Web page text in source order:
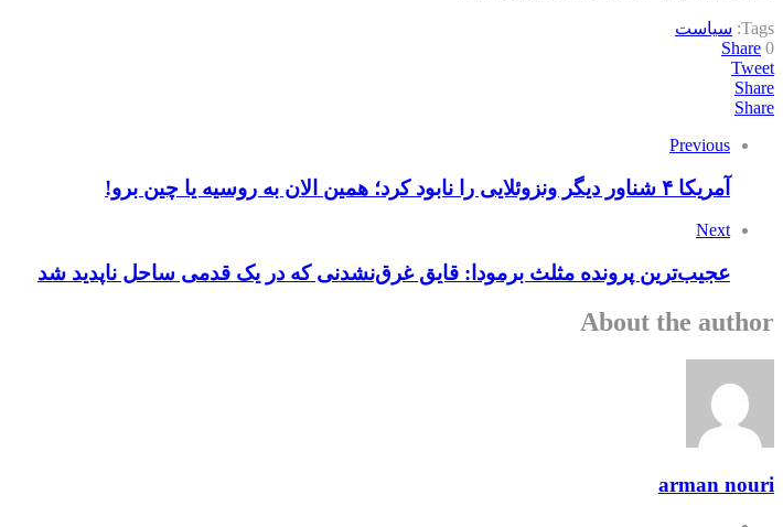
Tags: سیاست
Share 0
Tweet
Share
Share
Previous
آمریکا ۴ شناور دیگر ونزوئلایی را نابود کرد؛ همین الان به روسیه یا چین برو!
Next
عجیب‌ترین پرونده‌ مثلث برمودا: قایق غرق‌نشدنی که در یک قدمی ساحل ناپدید شد
About the author
arman nouri